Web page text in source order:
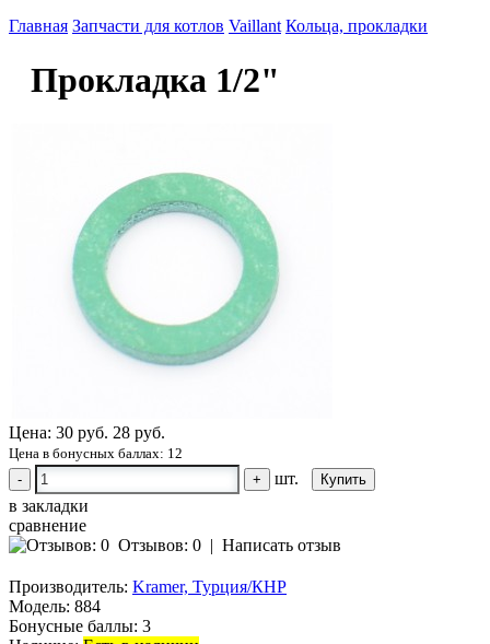
Главная Запчасти для котлов Vaillant Кольца, прокладки
Прокладка 1/2"
Цена: 30 руб. 28 руб.
Цена в бонусных баллах: 12
-
+
шт.
в закладки
сравнение
Отзывов: 0 | Написать отзыв
Производитель: Kramer, Турция/КНР
Модель: 884
Бонусные баллы: 3